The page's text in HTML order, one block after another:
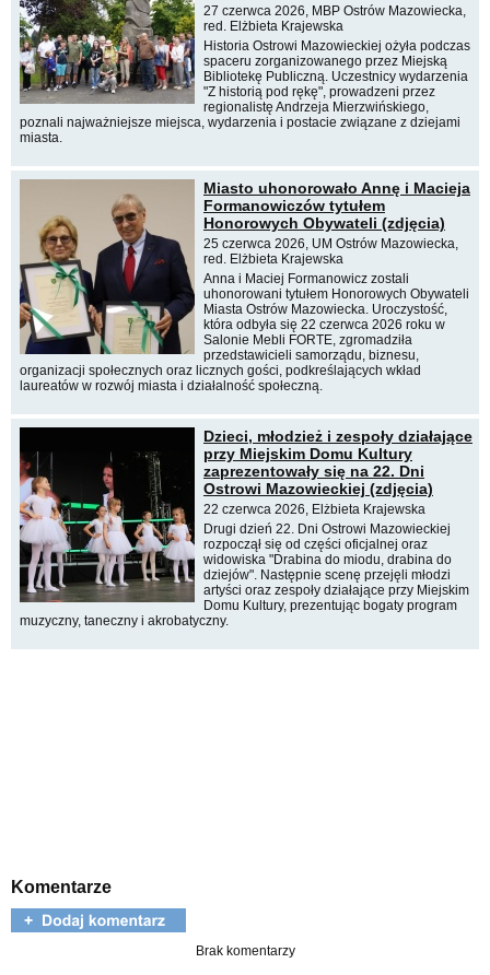
27 czerwca 2026, MBP Ostrów Mazowiecka,
red. Elżbieta Krajewska
Historia Ostrowi Mazowieckiej ożyła podczas
spaceru zorganizowanego przez Miejską
Bibliotekę Publiczną. Uczestnicy wydarzenia
"Z historią pod rękę", prowadzeni przez
regionalistę Andrzeja Mierzwińskiego,
poznali najważniejsze miejsca, wydarzenia i postacie związane z dziejami
miasta.
Miasto uhonorowało Annę i Macieja
Formanowiczów tytułem
Honorowych Obywateli (zdjęcia)
25 czerwca 2026, UM Ostrów Mazowiecka,
red. Elżbieta Krajewska
Anna i Maciej Formanowicz zostali
uhonorowani tytułem Honorowych Obywateli
Miasta Ostrów Mazowiecka. Uroczystość,
która odbyła się 22 czerwca 2026 roku w
Salonie Mebli FORTE, zgromadziła
przedstawicieli samorządu, biznesu,
organizacji społecznych oraz licznych gości, podkreślających wkład
laureatów w rozwój miasta i działalność społeczną.
Dzieci, młodzież i zespoły działające
przy Miejskim Domu Kultury
zaprezentowały się na 22. Dni
Ostrowi Mazowieckiej (zdjęcia)
22 czerwca 2026, Elżbieta Krajewska
Drugi dzień 22. Dni Ostrowi Mazowieckiej
rozpoczął się od części oficjalnej oraz
widowiska "Drabina do miodu, drabina do
dziejów". Następnie scenę przejęli młodzi
artyści oraz zespoły działające przy Miejskim
Domu Kultury, prezentując bogaty program
muzyczny, taneczny i akrobatyczny.
Komentarze
Brak komentarzy